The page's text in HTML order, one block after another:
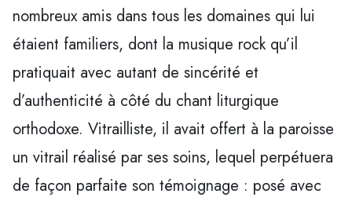
nombreux amis dans tous les domaines qui lui
étaient familiers, dont la musique rock qu’il
pratiquait avec autant de sincérité et
d’authenticité à côté du chant liturgique
orthodoxe. Vitrailliste, il avait offert à la paroisse
un vitrail réalisé par ses soins, lequel perpétuera
de façon parfaite son témoignage : posé avec